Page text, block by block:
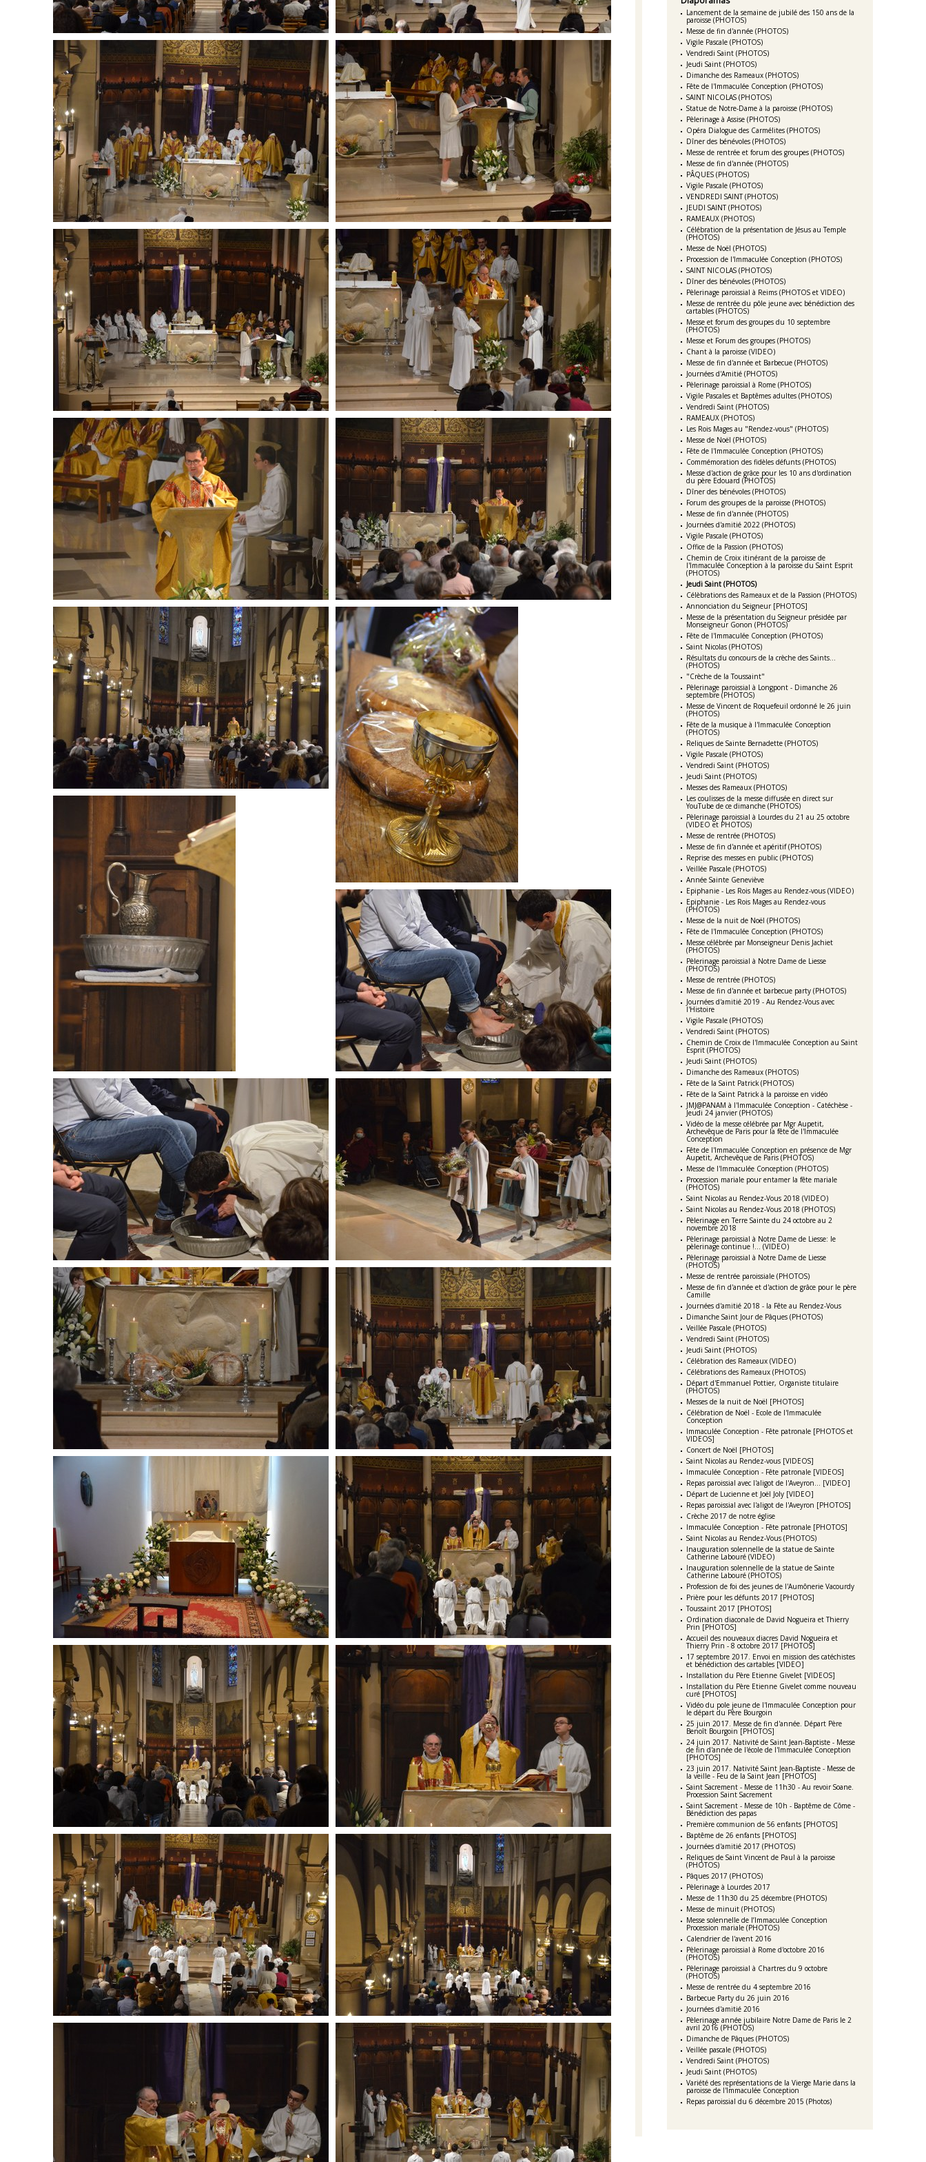
Lancement de la semaine de jubilé des 150 ans de la
paroisse (PHOTOS)
Messe de fin d'année (PHOTOS)
Vigile Pascale (PHOTOS)
Vendredi Saint (PHOTOS)
Jeudi Saint (PHOTOS)
Dimanche des Rameaux (PHOTOS)
Fête de l'Immaculée Conception (PHOTOS)
SAINT NICOLAS (PHOTOS)
Statue de Notre-Dame à la paroisse (PHOTOS)
Pèlerinage à Assise (PHOTOS)
Opéra Dialogue des Carmélites (PHOTOS)
Dîner des bénévoles (PHOTOS)
Messe de rentrée et forum des groupes (PHOTOS)
Messe de fin d'année (PHOTOS)
PÂQUES (PHOTOS)
Vigile Pascale (PHOTOS)
VENDREDI SAINT (PHOTOS)
JEUDI SAINT (PHOTOS)
RAMEAUX (PHOTOS)
Célébration de la présentation de Jésus au Temple
(PHOTOS)
Messe de Noël (PHOTOS)
Procession de l'Immaculée Conception (PHOTOS)
SAINT NICOLAS (PHOTOS)
Dîner des bénévoles (PHOTOS)
Pèlerinage paroissial à Reims (PHOTOS et VIDEO)
Messe de rentrée du pôle jeune avec bénédiction des
cartables (PHOTOS)
Messe et forum des groupes du 10 septembre
(PHOTOS)
Messe et Forum des groupes (PHOTOS)
Chant à la paroisse (VIDEO)
Messe de fin d'année et Barbecue (PHOTOS)
Journées d'Amitié (PHOTOS)
Pèlerinage paroissial à Rome (PHOTOS)
Vigile Pascales et Baptêmes adultes (PHOTOS)
Vendredi Saint (PHOTOS)
RAMEAUX (PHOTOS)
Les Rois Mages au "Rendez-vous" (PHOTOS)
Messe de Noël (PHOTOS)
Fête de l'Immaculée Conception (PHOTOS)
Commémoration des fidèles défunts (PHOTOS)
Messe d'action de grâce pour les 10 ans d'ordination
du père Edouard (PHOTOS)
Dîner des bénévoles (PHOTOS)
Forum des groupes de la paroisse (PHOTOS)
Messe de fin d'année (PHOTOS)
Journées d'amitié 2022 (PHOTOS)
Vigile Pascale (PHOTOS)
Office de la Passion (PHOTOS)
Chemin de Croix itinérant de la paroisse de
l'Immaculée Conception à la paroisse du Saint Esprit
(PHOTOS)
Jeudi Saint (PHOTOS)
Célèbrations des Rameaux et de la Passion (PHOTOS)
Annonciation du Seigneur [PHOTOS]
Messe de la présentation du Seigneur présidée par
Monseigneur Gonon (PHOTOS)
Fête de l'Immaculée Conception (PHOTOS)
Saint Nicolas (PHOTOS)
Résultats du concours de la crèche des Saints...
(PHOTOS)
"Crèche de la Toussaint"
Pèlerinage paroissial à Longpont - Dimanche 26
septembre (PHOTOS)
Messe de Vincent de Roquefeuil ordonné le 26 juin
(PHOTOS)
Fête de la musique à l'Immaculée Conception
(PHOTOS)
Reliques de Sainte Bernadette (PHOTOS)
Vigile Pascale (PHOTOS)
Vendredi Saint (PHOTOS)
Jeudi Saint (PHOTOS)
Messes des Rameaux (PHOTOS)
Les coulisses de la messe diffusée en direct sur
YouTube de ce dimanche (PHOTOS)
Pèlerinage paroissial à Lourdes du 21 au 25 octobre
(VIDEO et PHOTOS)
Messe de rentrée (PHOTOS)
Messe de fin d'année et apéritif (PHOTOS)
Reprise des messes en public (PHOTOS)
Veillée Pascale (PHOTOS)
Année Sainte Geneviève
Epiphanie - Les Rois Mages au Rendez-vous (VIDEO)
Epiphanie - Les Rois Mages au Rendez-vous
(PHOTOS)
Messe de la nuit de Noël (PHOTOS)
Fête de l'Immaculée Conception (PHOTOS)
Messe célébrée par Monseigneur Denis Jachiet
(PHOTOS)
Pèlerinage paroissial à Notre Dame de Liesse
(PHOTOS)
Messe de rentrée (PHOTOS)
Messe de fin d'année et barbecue party (PHOTOS)
Journées d'amitié 2019 - Au Rendez-Vous avec
l'Histoire
Vigile Pascale (PHOTOS)
Vendredi Saint (PHOTOS)
Chemin de Croix de l'Immaculée Conception au Saint
Esprit (PHOTOS)
Jeudi Saint (PHOTOS)
Dimanche des Rameaux (PHOTOS)
Fête de la Saint Patrick (PHOTOS)
Fête de la Saint Patrick à la paroisse en vidéo
JMJ@PANAM à l'Immaculée Conception - Catéchèse -
Jeudi 24 janvier (PHOTOS)
Vidéo de la messe célébrée par Mgr Aupetit,
Archevêque de Paris pour la fête de l'Immaculée
Conception
Fête de l'Immaculée Conception en présence de Mgr
Aupetit, Archevêque de Paris (PHOTOS)
Messe de l'Immaculée Conception (PHOTOS)
Procession mariale pour entamer la fête mariale
(PHOTOS)
Saint Nicolas au Rendez-Vous 2018 (VIDEO)
Saint Nicolas au Rendez-Vous 2018 (PHOTOS)
Pèlerinage en Terre Sainte du 24 octobre au 2
novembre 2018
Pèlerinage paroissial à Notre Dame de Liesse: le
pèlerinage continue !... (VIDEO)
Pèlerinage paroissial à Notre Dame de Liesse
(PHOTOS)
Messe de rentrée paroissiale (PHOTOS)
Messe de fin d'année et d'action de grâce pour le père
Camille
Journées d'amitié 2018 - la Fête au Rendez-Vous
Dimanche Saint Jour de Pâques (PHOTOS)
Veillée Pascale (PHOTOS)
Vendredi Saint (PHOTOS)
Jeudi Saint (PHOTOS)
Célébration des Rameaux (VIDEO)
Célébrations des Rameaux (PHOTOS)
Départ d'Emmanuel Pottier, Organiste titulaire
(PHOTOS)
Messes de la nuit de Noël [PHOTOS]
Célébration de Noël - Ecole de l'Immaculée
Conception
Immaculée Conception - Fête patronale [PHOTOS et
VIDEOS]
Concert de Noël [PHOTOS]
Saint Nicolas au Rendez-vous [VIDEOS]
Immaculée Conception - Fête patronale [VIDEOS]
Repas paroissial avec l'aligot de l'Aveyron... [VIDEO]
Départ de Lucienne et Joël Joly [VIDEO]
Repas paroissial avec l'aligot de l'Aveyron [PHOTOS]
Crèche 2017 de notre église
Immaculée Conception - Fête patronale [PHOTOS]
Saint Nicolas au Rendez-Vous (PHOTOS)
Inauguration solennelle de la statue de Sainte
Catherine Labouré (VIDEO)
Inauguration solennelle de la statue de Sainte
Catherine Labouré (PHOTOS)
Profession de foi des jeunes de l'Aumônerie Vacourdy
Prière pour les défunts 2017 [PHOTOS]
Toussaint 2017 [PHOTOS]
Ordination diaconale de David Nogueira et Thierry
Prin [PHOTOS]
Accueil des nouveaux diacres David Nogueira et
Thierry Prin - 8 octobre 2017 [PHOTOS]
17 septembre 2017. Envoi en mission des catéchistes
et bénédiction des cartables [VIDEO]
Installation du Père Etienne Givelet [VIDEOS]
Installation du Père Etienne Givelet comme nouveau
curé [PHOTOS]
Vidéo du pole jeune de l'Immaculée Conception pour
le départ du Père Bourgoin
25 juin 2017. Messe de fin d'année. Départ Père
Benoît Bourgoin [PHOTOS]
24 juin 2017. Nativité de Saint Jean-Baptiste - Messe
de fin d'année de l'école de l'Immaculée Conception
[PHOTOS]
23 juin 2017. Nativité Saint Jean-Baptiste - Messe de
la veille - Feu de la Saint Jean [PHOTOS]
Saint Sacrement - Messe de 11h30 - Au revoir Soane.
Procession Saint Sacrement
Saint Sacrement - Messe de 10h - Baptême de Côme -
Bénédiction des papas
Première communion de 56 enfants [PHOTOS]
Baptême de 26 enfants [PHOTOS]
Journées d'amitié 2017 (PHOTOS)
Reliques de Saint Vincent de Paul à la paroisse
(PHOTOS)
Pâques 2017 (PHOTOS)
Pèlerinage à Lourdes 2017
Messe de 11h30 du 25 décembre (PHOTOS)
Messe de minuit (PHOTOS)
Messe solennelle de l’Immaculée Conception
Procession mariale (PHOTOS)
Calendrier de l'avent 2016
Pèlerinage paroissial à Rome d'octobre 2016
(PHOTOS)
Pèlerinage paroissial à Chartres du 9 octobre
(PHOTOS)
Messe de rentrée du 4 septembre 2016
Barbecue Party du 26 juin 2016
Journées d'amitié 2016
Pèlerinage année jubilaire Notre Dame de Paris le 2
avril 2016 (PHOTOS)
Dimanche de Pâques (PHOTOS)
Veillée pascale (PHOTOS)
Vendredi Saint (PHOTOS)
Jeudi Saint (PHOTOS)
Variété des représentations de la Vierge Marie dans la
paroisse de l'Immaculée Conception
Repas paroissial du 6 décembre 2015 (Photos)